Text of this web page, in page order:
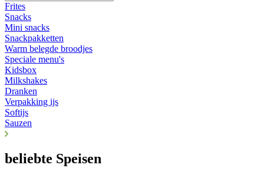
Frites
Snacks
Mini snacks
Snackpakketten
Warm belegde broodjes
Speciale menu's
Kidsbox
Milkshakes
Dranken
Verpakking ijs
Softijs
Sauzen
beliebte Speisen